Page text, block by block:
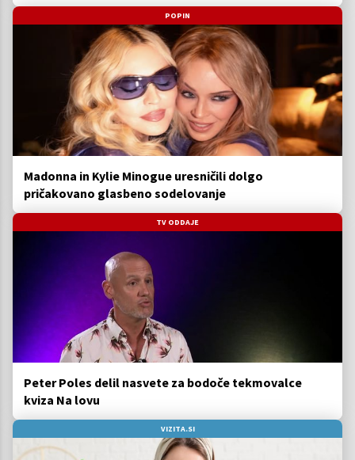
POPIN
Madonna in Kylie Minogue uresničili dolgo
pričakovano glasbeno sodelovanje
TV ODDAJE
Peter Poles delil nasvete za bodoče tekmovalce
kviza Na lovu
VIZITA.SI